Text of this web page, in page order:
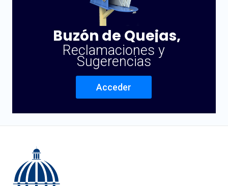
Buzón de Quejas,
Reclamaciones y
Sugerencias
Acceder